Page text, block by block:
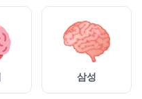
삼성